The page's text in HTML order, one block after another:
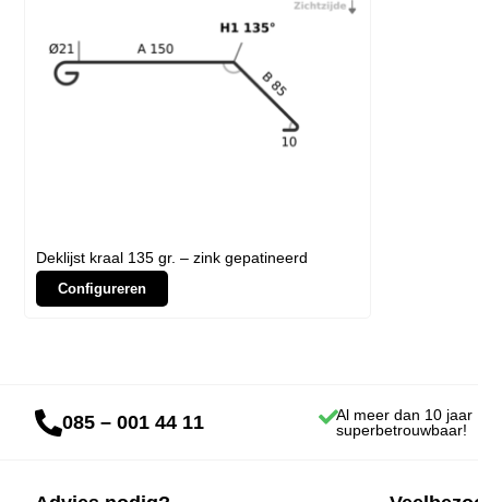
Deklijst kraal 135 gr. – zink gepatineerd
Configureren
085 – 001 44 11
Al meer dan 10 jaar
superbetrouwbaar!